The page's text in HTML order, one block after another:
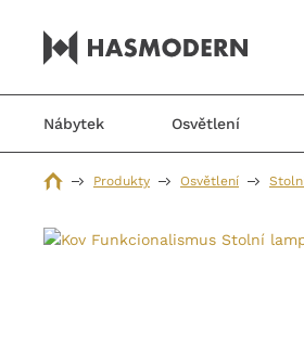
Nábytek Osvětlení
Produkty Osvětlení